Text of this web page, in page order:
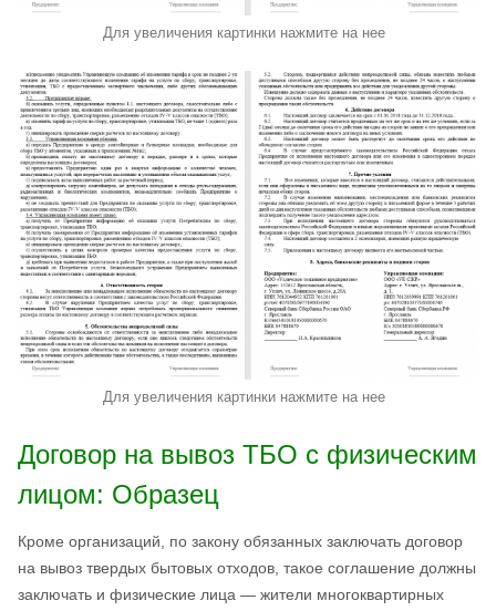
Для увеличения картинки нажмите на нее
Для увеличения картинки нажмите на нее
Договор на вывоз ТБО с физическим
лицом: Образец
Кроме организаций, по закону обязанных заключать договор
на вывоз твердых бытовых отходов, такое соглашение должны
заключать и физические лица — жители многоквартирных